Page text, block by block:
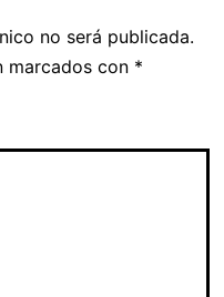
no será publicada.
marcados con *